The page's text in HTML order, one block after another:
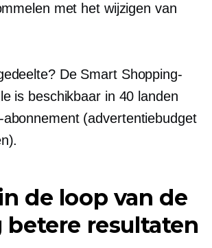
met het wijzigen van
De Smart Shopping-
is beschikbaar in 40 landen
(advertentiebudget
de loop van de
resultaten